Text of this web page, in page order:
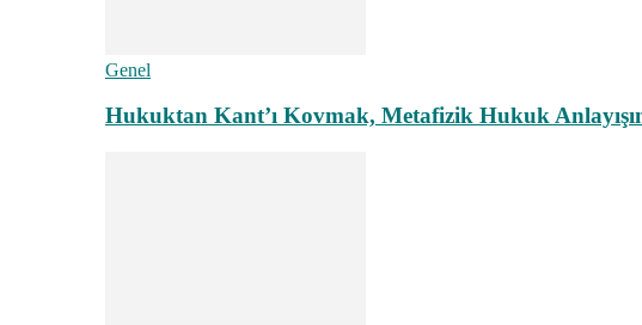
Genel
Hukuktan Kant’ı Kovmak, Metafizik Hukuk